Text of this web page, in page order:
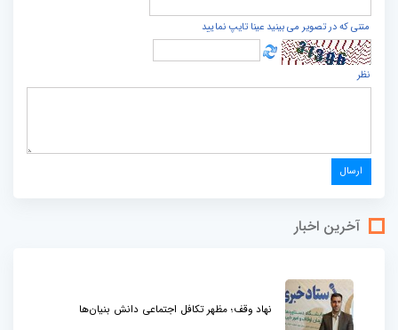
متنی که در تصویر می بینید عینا تایپ نمایید
نظر
آخرین اخبار
نهاد وقف؛ مظهر تکافل اجتماعی دانش بنیان‌ها